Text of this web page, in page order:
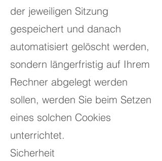
der jeweiligen Sitzung
gespeichert und danach
automatisiert gelöscht werden,
sondern längerfristig auf Ihrem
Rechner abgelegt werden
sollen, werden Sie beim Setzen
eines solchen Cookies
unterrichtet.
Sicherheit